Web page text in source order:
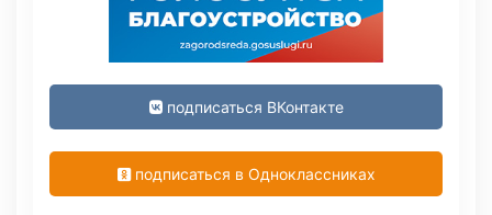
подписаться ВКонтакте
подписаться в Одноклассниках